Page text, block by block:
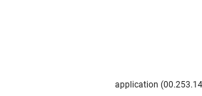
application